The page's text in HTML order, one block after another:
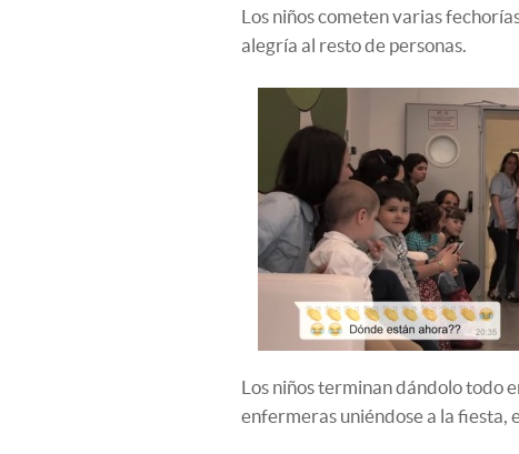
Los niños cometen varias
alegría al resto de personas.
Los niños terminan dándolo todo
enfermeras uniéndose a la fiesta,